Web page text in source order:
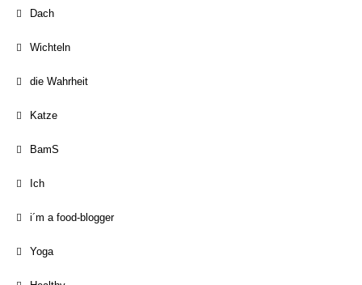
Dach
Wichteln
die Wahrheit
Katze
BamS
Ich
i´m a food-blogger
Yoga